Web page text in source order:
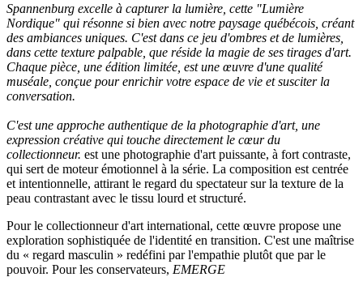
Spannenburg excelle à capturer la lumière, cette "Lumière
Nordique" qui résonne si bien avec notre paysage québécois, créant
des ambiances uniques. C'est dans ce jeu d'ombres et de lumières,
dans cette texture palpable, que réside la magie de ses tirages d'art.
Chaque pièce, une édition limitée, est une œuvre d'une qualité
muséale, conçue pour enrichir votre espace de vie et susciter la
conversation.
C'est une approche authentique de la photographie d'art, une
expression créative qui touche directement le cœur du
collectionneur. est une photographie d'art puissante, à fort contraste,
qui sert de moteur émotionnel à la série. La composition est centrée
et intentionnelle, attirant le regard du spectateur sur la texture de la
peau contrastant avec le tissu lourd et structuré.
Pour le collectionneur d'art international, cette œuvre propose une
exploration sophistiquée de l'identité en transition. C'est une maîtrise
du « regard masculin » redéfini par l'empathie plutôt que par le
pouvoir. Pour les conservateurs, EMERGE